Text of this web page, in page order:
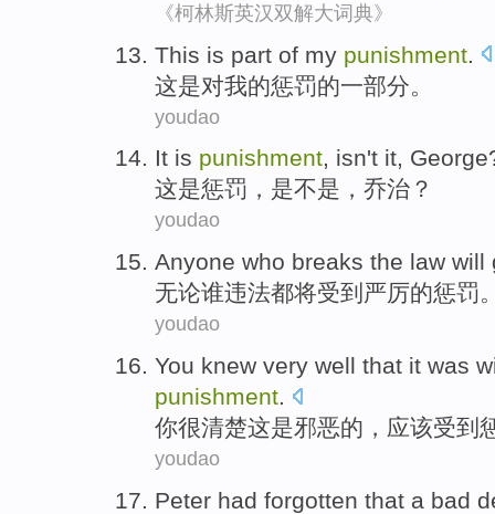
《柯林斯英汉双解大词典》
This is part of my punishment
这是对我的惩罚的一部分 。
youdao
It is punishment, isn't it, George
这是惩罚 ， 是不是 ， 乔治 ？
youdao
Anyone who breaks the law will
无论谁违法都将受到 严厉的惩罚
youdao
You knew very well that it was
punishment.
你很清楚这是邪恶的， 应该受到
youdao
Peter had forgotten that a bad